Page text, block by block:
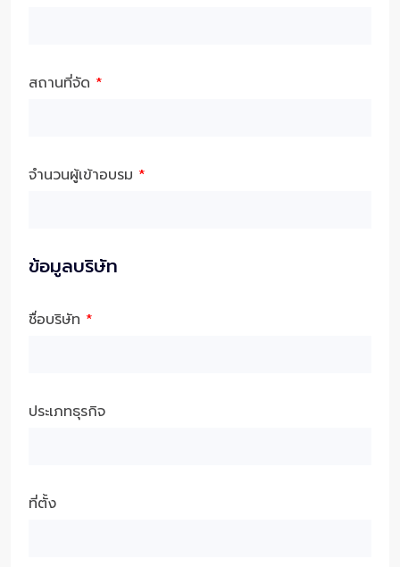
สถานที่จัด *
จำนวนผู้เข้าอบรม *
ข้อมูลบริษัท
ชื่อบริษัท *
ประเภทธุรกิจ
ที่ตั้ง